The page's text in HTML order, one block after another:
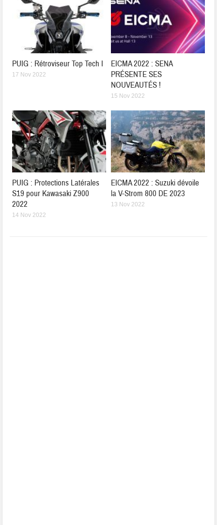
PUIG : Rétroviseur Top Tech I
17 Nov 2022
EICMA 2022 : SENA
PRÉSENTE SES
NOUVEAUTÉS !
15 Nov 2022
PUIG : Protections Latérales
S19 pour Kawasaki Z900
2022
14 Nov 2022
EICMA 2022 : Suzuki dévoile
la V-Strom 800 DE 2023
13 Nov 2022